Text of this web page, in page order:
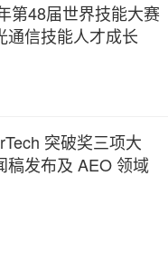
第48届世界技能大赛
通信技能人才成长
突破奖三项大
稿发布及 AEO 领域